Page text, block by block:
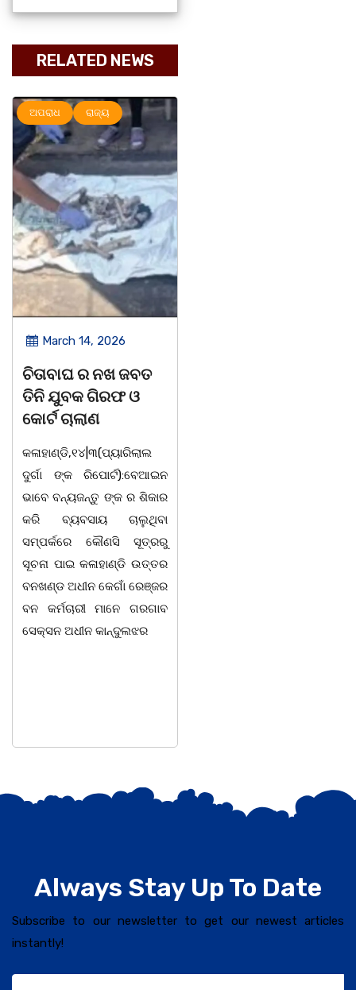
RELATED NEWS
ଅପରାଧ ରାଜ୍ୟ
March 14, 2026
ଚିତାବାଘ ର ନଖ ଜବତ
ତିନି ଯୁବକ ଗିରଫ ଓ
କୋର୍ଟ ଚାଲାଣ
କଳାହାଣ୍ଡି,୧୪|୩(ପ୍ୟାରିଲାଲ
ଦୁର୍ଗା ଙ୍କ ରିପୋର୍ଟ):ବେଆଇନ
ଭାବେ ବନ୍ୟଜନ୍ତୁ ଙ୍କ ର ଶିକାର
କରି ବ୍ୟବସାୟ ଚାଲୁଥିବା
ସମ୍ପର୍କରେ କୌଣସି ସୂତ୍ରରୁ
ସୂଚନା ପାଇ କଳାହାଣ୍ଡି ଉତ୍ତର
ବନଖଣ୍ଡ ଅଧୀନ କେଗାଁ ରେଞ୍ଜର
ବନ କର୍ମଚାରୀ ମାନେ ଗରଗାବ
ସେକ୍ସନ ଅଧୀନ କାନ୍ଦୁଲଝର
Always Stay Up To Date
Subscribe to our newsletter to get our newest articles
instantly!